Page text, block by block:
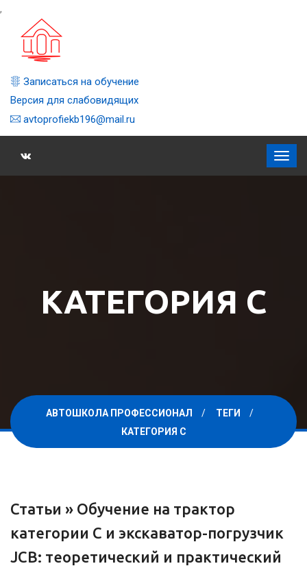
,
Записаться на обучение
Версия для слабовидящих
avtoprofiekb196@mail.ru
КАТЕГОРИЯ C
АВТОШКОЛА ПРОФЕССИОНАЛ
ТЕГИ
КАТЕГОРИЯ C
Статьи » Обучение на трактор
категории C и экскаватор-погрузчик
JCB: теоретический и практический